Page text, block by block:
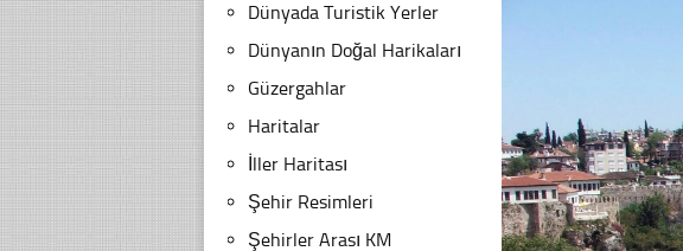
Dünyada Turistik Yerler
Dünyanın Doğal Harikaları
Güzergahlar
Haritalar
İller Haritası
Şehir Resimleri
Şehirler Arası KM